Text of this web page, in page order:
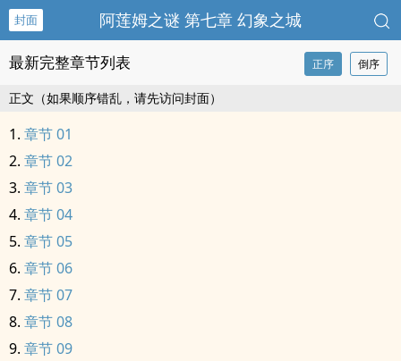
封面 阿莲姆之谜 第七章 幻象之城
最新完整章节列表 正序 倒序
正文（如果顺序错乱，请先访问封面）
章节 01
章节 02
章节 03
章节 04
章节 05
章节 06
章节 07
章节 08
章节 09